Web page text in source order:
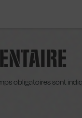
obligatoires sont